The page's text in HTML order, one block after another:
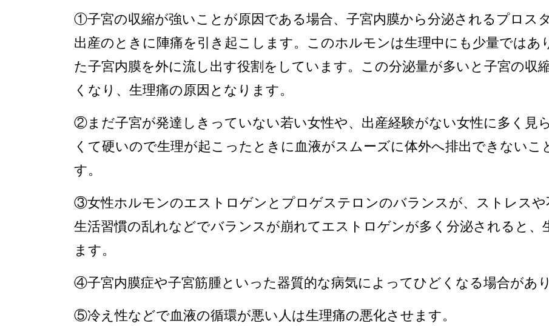
①子宮の収縮が強いことが原因である場合、子宮内膜から分泌されるプロス
出産のときに陣痛を引き起こします。 このホルモンは生理中にも少量ではあ
た子宮内膜を外に流し出す役割をしています。この分泌量が多いと子宮の収
くなり、生理痛の原因となります。
②まだ子宮が発達しきっていない若い女性や、出産経験がない女性に多く見
くて硬いので生理が起こったときに血液がスムーズに体外へ排出できないこ
す。
③女性ホルモンのエストロゲンとプロゲステロンのバランスが、ストレスや
生活習慣の乱れなどでバランスが崩れてエストロゲンが多く分泌されると、
ます。
④子宮内膜症や子宮筋腫といった器質的な病気によってひどくなる場合があり
⑤冷え性などで血液の循環が悪い人は生理痛の悪化させます。